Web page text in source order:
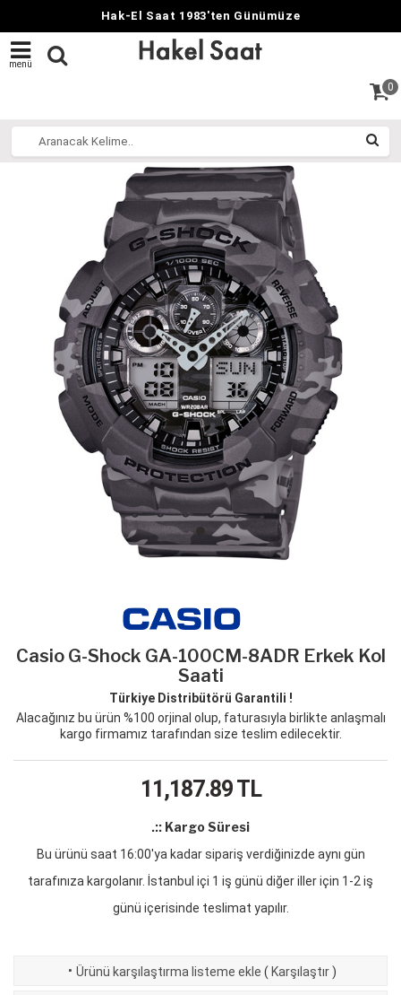
Hak-El Saat 1983'ten Günümüze
menü
0
Casio G-Shock GA-100CM-8ADR Erkek Kol
Saati
Türkiye Distribütörü Garantili !
Alacağınız bu ürün %100 orjinal olup, faturasıyla birlikte anlaşmalı
kargo firmamız tarafından size teslim edilecektir.
11,187.89TL
.:: Kargo Süresi
Bu ürünü saat 16:00'ya kadar sipariş verdiğinizde aynı gün
tarafınıza kargolanır. İstanbul içi 1 iş günü diğer iller için 1-2 iş
günü içerisinde teslimat yapılır.
· Ürünü karşılaştırma listeme ekle (Karşılaştır)